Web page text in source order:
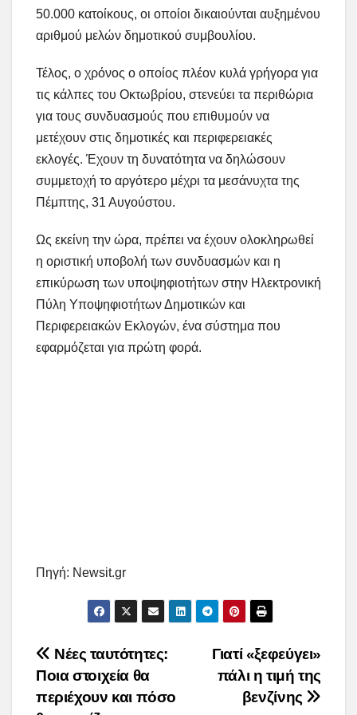
50.000 κατοίκους, οι οποίοι δικαιούνται αυξημένου
αριθμού μελών δημοτικού συμβουλίου.
Τέλος, ο χρόνος ο οποίος πλέον κυλά γρήγορα για
τις κάλπες του Οκτωβρίου, στενεύει τα περιθώρια
για τους συνδυασμούς που επιθυμούν να
μετέχουν στις δημοτικές και περιφερειακές
εκλογές. Έχουν τη δυνατότητα να δηλώσουν
συμμετοχή το αργότερο μέχρι τα μεσάνυχτα της
Πέμπτης, 31 Αυγούστου.
Ως εκείνη την ώρα, πρέπει να έχουν ολοκληρωθεί
η οριστική υποβολή των συνδυασμών και η
επικύρωση των υποψηφιοτήτων στην Ηλεκτρονική
Πύλη Υποψηφιοτήτων Δημοτικών και
Περιφερειακών Εκλογών, ένα σύστημα που
εφαρμόζεται για πρώτη φορά.
Πηγή: Newsit.gr
Post
navigation
Γιατί «ξεφεύγει»
πάλι η τιμή της
βενζίνης
Νέες ταυτότητες:
Ποια στοιχεία θα
περιέχουν και πόσο